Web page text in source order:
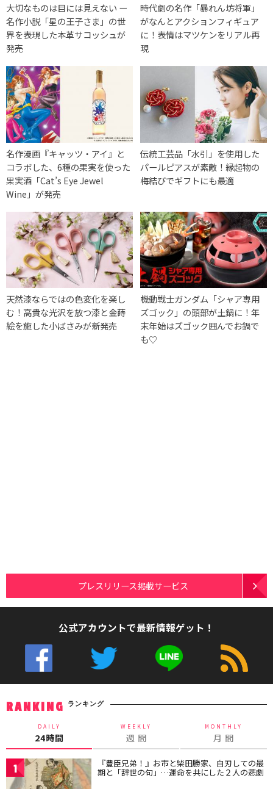
大切なものは目には見えない ー
名作小説「星の王子さま」の世
界を表現した本革サコッシュが
発売
時代劇の名作「暴れん坊将軍」
がなんとアクションフィギュア
に！表情はマツケンをリアル再
現
名作漫画『キャッツ・アイ』と
コラボした、6種の果実を使った
果実酒「Cat’s Eye Jewel
Wine」が発売
伝統工芸品「水引」を使用した
パールピアスが素敵！縁起物の
梅結びでギフトにも最適
天然漆ならではの色変化を楽し
む！高貴な光沢を放つ漆と金蒔
絵を施した小ばさみが新発売
機動戦士ガンダム「シャア専用
ズゴック」の頭部が土鍋に！年
末年始はズゴック囲んでお鍋で
も♡
プレスリリース掲載サービス
公式アカウントで最新情報ゲット！
RANKING ランキング
DAILY
24時間
WEEKLY
週 間
MONTHLY
月 間
1 『豊臣兄弟！』お市と柴田勝家、自刃しての最
期と「辞世の句」…運命を共にした２人の悲劇